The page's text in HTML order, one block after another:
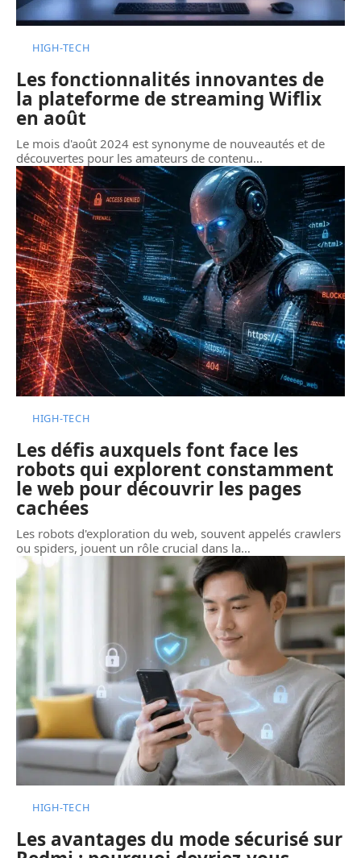
HIGH-TECH
Les fonctionnalités innovantes de
la plateforme de streaming Wiflix
en août
Le mois d'août 2024 est synonyme de nouveautés et de
découvertes pour les amateurs de contenu…
HIGH-TECH
Les défis auxquels font face les
robots qui explorent constamment
le web pour découvrir les pages
cachées
Les robots d'exploration du web, souvent appelés crawlers
ou spiders, jouent un rôle crucial dans la…
HIGH-TECH
Les avantages du mode sécurisé sur